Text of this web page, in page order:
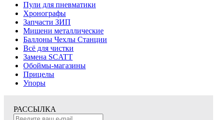
Пули для пневматики
Хронографы
Запчасти ЗИП
Мишени металлические
Баллоны Чехлы Станции
Всё для чистки
Замена SCATT
Обоймы-магазины
Прицелы
Упоры
РАССЫЛКА